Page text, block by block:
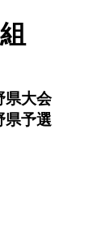
県大会
県予選